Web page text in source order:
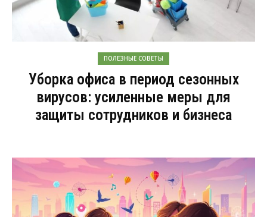
ПОЛЕЗНЫЕ СОВЕТЫ
Уборка офиса в период сезонных
вирусов: усиленные меры для
защиты сотрудников и бизнеса